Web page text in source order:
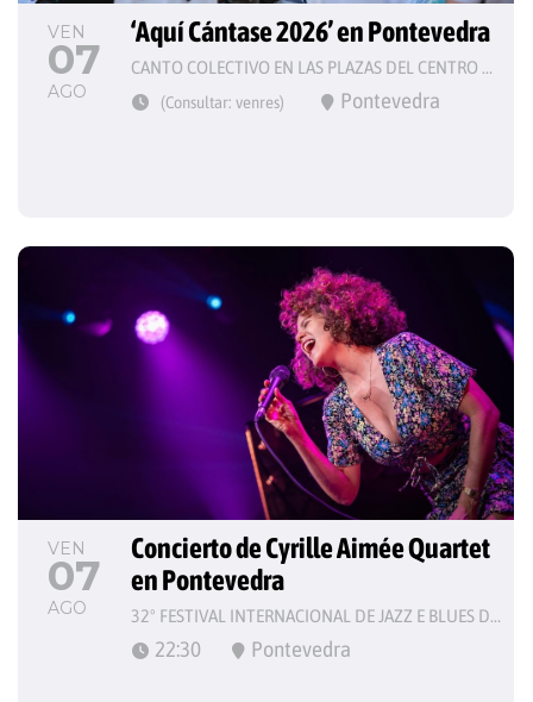
VEN
07
AGO
‘Aquí Cántase 2026’ en Pontevedra
CANTO COLECTIVO EN LAS PLAZAS DEL CENTRO HISTÓRICO
(Consultar: venres) Pontevedra
VEN
07
AGO
Concierto de Cyrille Aimée Quartet
en Pontevedra
32º FESTIVAL INTERNACIONAL DE JAZZ E BLUES DE PONTEVEDRA
22:30 Pontevedra